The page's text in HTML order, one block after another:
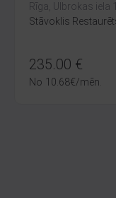
Rīga, Ulbrokas iela
Stāvoklis
235.00 €
No 10.68€/mēn.